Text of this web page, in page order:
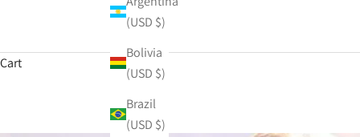
(USD $)
Bolivia
(USD $)
Brazil
(USD $)
Cart